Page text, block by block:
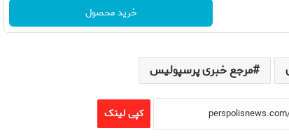
خرید محصول
مرجع خبری پرسپولیس
کپی لینک